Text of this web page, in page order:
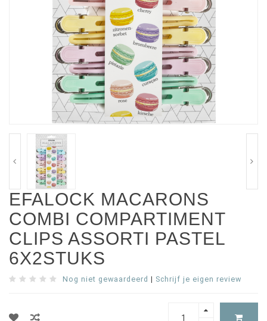
EFALOCK MACARONS
COMBI COMPARTIMENT
CLIPS ASSORTI PASTEL
6X2STUKS
Nog niet gewaardeerd | Schrijf je eigen review